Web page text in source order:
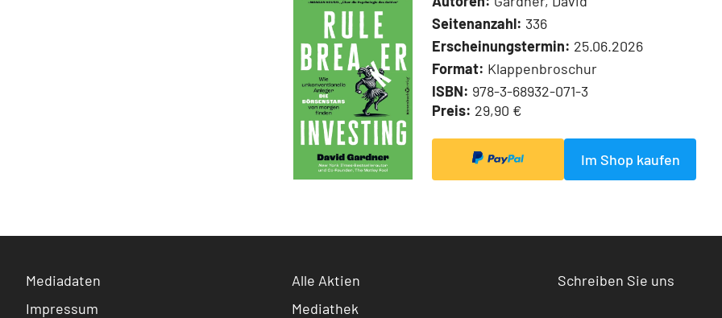
Seitenanzahl: 336
Erscheinungstermin: 25.06.2026
Format: Klappenbroschur
ISBN: 978-3-68932-071-3
Preis: 29,90 €
Im Shop kaufen
Mediadaten
Impressum
Alle Aktien
Mediathek
Schreiben Sie uns